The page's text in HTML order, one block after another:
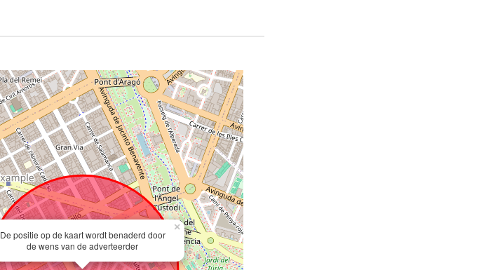
De positie op de kaart wordt benaderd door
de wens van de adverteerder
×